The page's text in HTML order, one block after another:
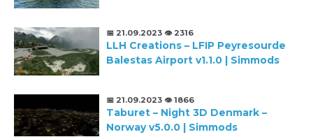
📅 21.09.2023 👁️ 2316
LLH Creations – LFIP Peyresourde
Balestas Airport v1.1.0 | Simmods
📅 21.09.2023 👁️ 1866
Taburet – Night 3D Denmark –
Norway v5.0.0 | Simmods